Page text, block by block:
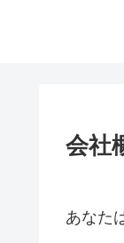
会社
あなた